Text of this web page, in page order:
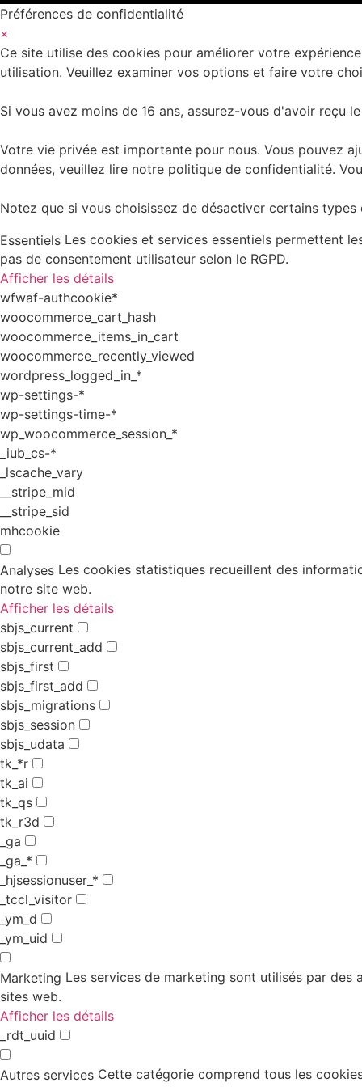
Préférences de confidentialité
×
Ce site utilise des cookies pour améliorer votre
utilisation. Veuillez examiner vos options et faire votre
Si vous avez moins de 16 ans, assurez-vous d'avoir reçu
Votre vie privée est importante pour nous. Vous pouvez
données, veuillez lire notre politique de confidentialité.
Notez que si vous choisissez de désactiver certains
Essentiels Les cookies et services essentiels permettent
pas de consentement utilisateur selon le RGPD.
Afficher les détails
wfwaf-authcookie*
woocommerce_cart_hash
woocommerce_items_in_cart
woocommerce_recently_viewed
wordpress_logged_in_*
wp-settings-*
wp-settings-time-*
wp_woocommerce_session_*
_iub_cs-*
_lscache_vary
__stripe_mid
__stripe_sid
mhcookie
Analyses Les cookies statistiques recueillent des
notre site web.
Afficher les détails
sbjs_current
sbjs_current_add
sbjs_first
sbjs_first_add
sbjs_migrations
sbjs_session
sbjs_udata
tk_*r
tk_ai
tk_qs
tk_r3d
_ga
_ga_*
_hjsessionuser_*
_tccl_visitor
_ym_d
_ym_uid
Marketing Les services de marketing sont utilisés par
sites web.
Afficher les détails
_rdt_uuid
Autres services Cette catégorie comprend tous les